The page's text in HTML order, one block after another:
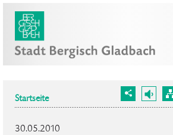
Startseite
30.05.2010